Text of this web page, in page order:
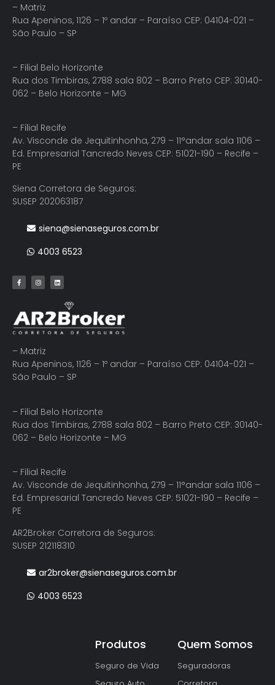
– Matriz
Rua Apeninos, 1126 – 1º andar – Paraíso CEP: 04104-021 –
São Paulo – SP
– Filial Belo Horizonte
Rua dos Timbiras, 2788 sala 802 – Barro Preto CEP: 30140-
062 – Belo Horizonte – MG
– Filial Recife
Av. Visconde de Jequitinhonha, 279 – 11°andar sala 1106 –
Ed. Empresarial Tancredo Neves CEP: 51021-190 – Recife –
PE
Siena Corretora de Seguros:
SUSEP 202063187
siena@sienaseguros.com.br
4003 6523
– Matriz
Rua Apeninos, 1126 – 1º andar – Paraíso CEP: 04104-021 –
São Paulo – SP
– Filial Belo Horizonte
Rua dos Timbiras, 2788 sala 802 – Barro Preto CEP: 30140-
062 – Belo Horizonte – MG
– Filial Recife
Av. Visconde de Jequitinhonha, 279 – 11°andar sala 1106 –
Ed. Empresarial Tancredo Neves CEP: 51021-190 – Recife –
PE
AR2Broker Corretora de Seguros:
SUSEP 212118310
ar2broker@sienaseguros.com.br
4003 6523
Produtos
Seguro de Vida
Quem Somos
Seguradoras